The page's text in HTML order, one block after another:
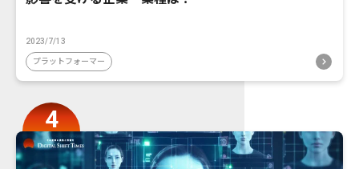
2023/7/13
プラットフォーマー